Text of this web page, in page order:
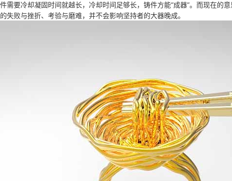
需要冷却凝固时间就越长，冷却时间足够长，铸件方能“成器”。而现在的
失败与挫折、考验与磨难，并不会影响坚持者的大器晚成。